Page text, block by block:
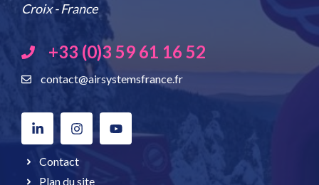
Croix - France
+33 (0)3 59 61 16 52
contact@airsystemsfrance.fr
Contact
Plan du site